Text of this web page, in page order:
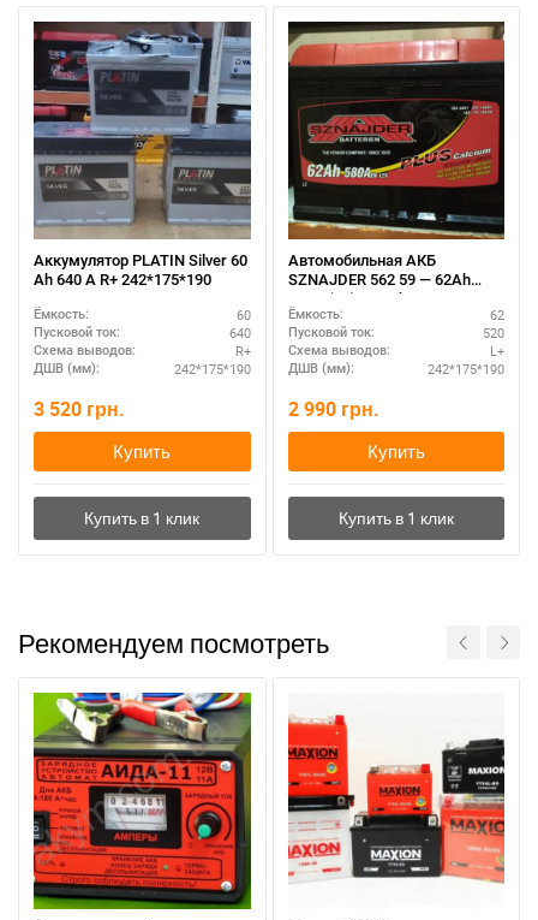
Аккумулятор PLATIN Silver 60
Ah 640 A R+ 242*175*190
Ёмкость: 60
Пусковой ток: 640
Схема выводов: R+
ДШВ (мм): 242*175*190
3 520 грн.
Купить
Автомобильная АКБ
SZNAJDER 562 59 — 62Ah
520A (L+), для бензиновых
моторов
Ёмкость: 62
Пусковой ток: 520
Схема выводов: L+
ДШВ (мм): 242*175*190
2 990 грн.
Купить
Рекомендуем посмотреть
При отсутствии связи - пишите, звоните в Viber /
Telegram (093) 600-51-11
Написать в Viber Написать в Telegram